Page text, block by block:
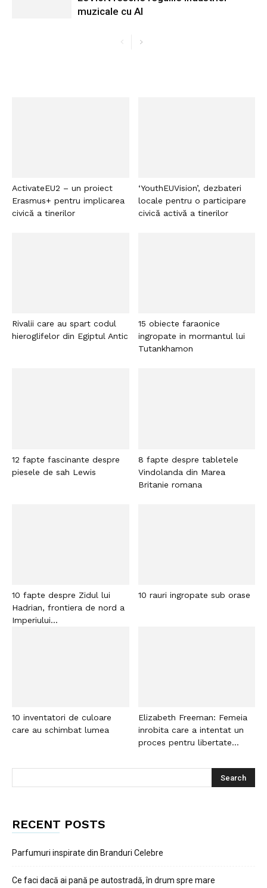
muzicale cu AI
ActivateEU2 – un proiect
Erasmus+ pentru implicarea
civică a tinerilor
‘YouthEUVision’, dezbateri
locale pentru o participare
civică activă a tinerilor
Rivalii care au spart codul
hieroglifelor din Egiptul Antic
15 obiecte faraonice
ingropate in mormantul lui
Tutankhamon
12 fapte fascinante despre
piesele de sah Lewis
8 fapte despre tabletele
Vindolanda din Marea
Britanie romana
10 fapte despre Zidul lui
Hadrian, frontiera de nord a
Imperiului...
10 rauri ingropate sub orase
10 inventatori de culoare
care au schimbat lumea
Elizabeth Freeman: Femeia
inrobita care a intentat un
proces pentru libertate...
RECENT POSTS
Parfumuri inspirate din Branduri Celebre
Ce faci dacă ai pană pe autostradă, în drum spre mare